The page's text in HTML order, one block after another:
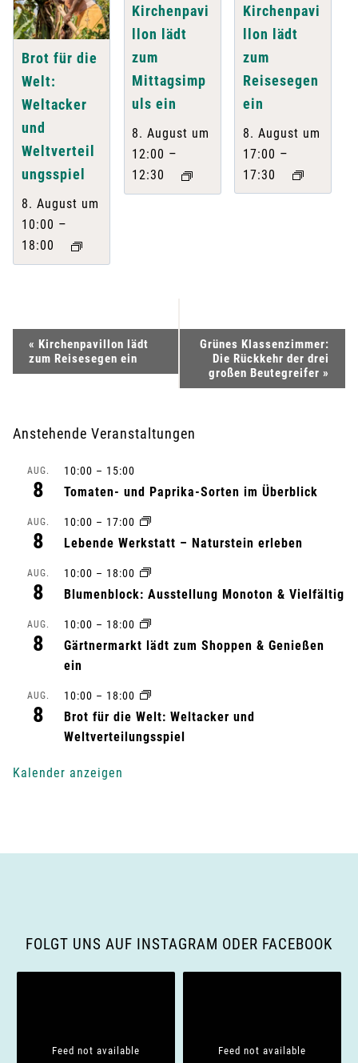
Brot für die
Welt:
Weltacker
und
Weltverteil
ungsspiel
8. August um
10:00 –
18:00
Kirchenpavi
llon lädt
zum
Mittagsimp
uls ein
8. August um
12:00 –
12:30
Kirchenpavi
llon lädt
zum
Reisesegen
ein
8. August um
17:00 –
17:30
e
a
a
g
« Kirchenpavillon lädt
zum Reisesegen ein
Grünes Klassenzimmer:
Die Rückkehr der drei
großen Beutegreifer »
Anstehende Veranstaltungen
AUG.
8
10:00 – 15:00
Tomaten- und Paprika-Sorten im Überblick
AUG.
8
10:00 – 17:00
Lebende Werkstatt – Naturstein erleben
AUG.
8
10:00 – 18:00
Blumenblock: Ausstellung Monoton & Vielfältig
AUG.
8
10:00 – 18:00
Gärtnermarkt lädt zum Shoppen & Genießen
ein
AUG.
8
10:00 – 18:00
Brot für die Welt: Weltacker und
Weltverteilungsspiel
Kalender anzeigen
FOLGT UNS AUF INSTAGRAM ODER FACEBOOK
Feed not available Feed not available